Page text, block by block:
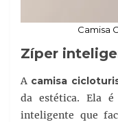
Camisa
Zíper
A camisa
da estética. Ela
inteligente que